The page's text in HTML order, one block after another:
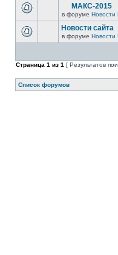
МАКС-2015
в форуме
Новости сайта
в форуме
Страница 1 из 1 [ Результатов
Список форумов